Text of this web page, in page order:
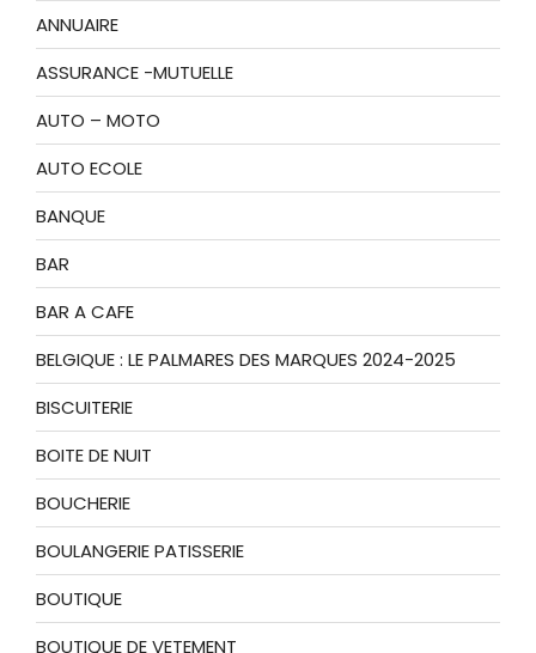
ANNUAIRE
ASSURANCE -MUTUELLE
AUTO – MOTO
AUTO ECOLE
BANQUE
BAR
BAR A CAFE
BELGIQUE : LE PALMARES DES MARQUES 2024-2025
BISCUITERIE
BOITE DE NUIT
BOUCHERIE
BOULANGERIE PATISSERIE
BOUTIQUE
BOUTIQUE DE VETEMENT